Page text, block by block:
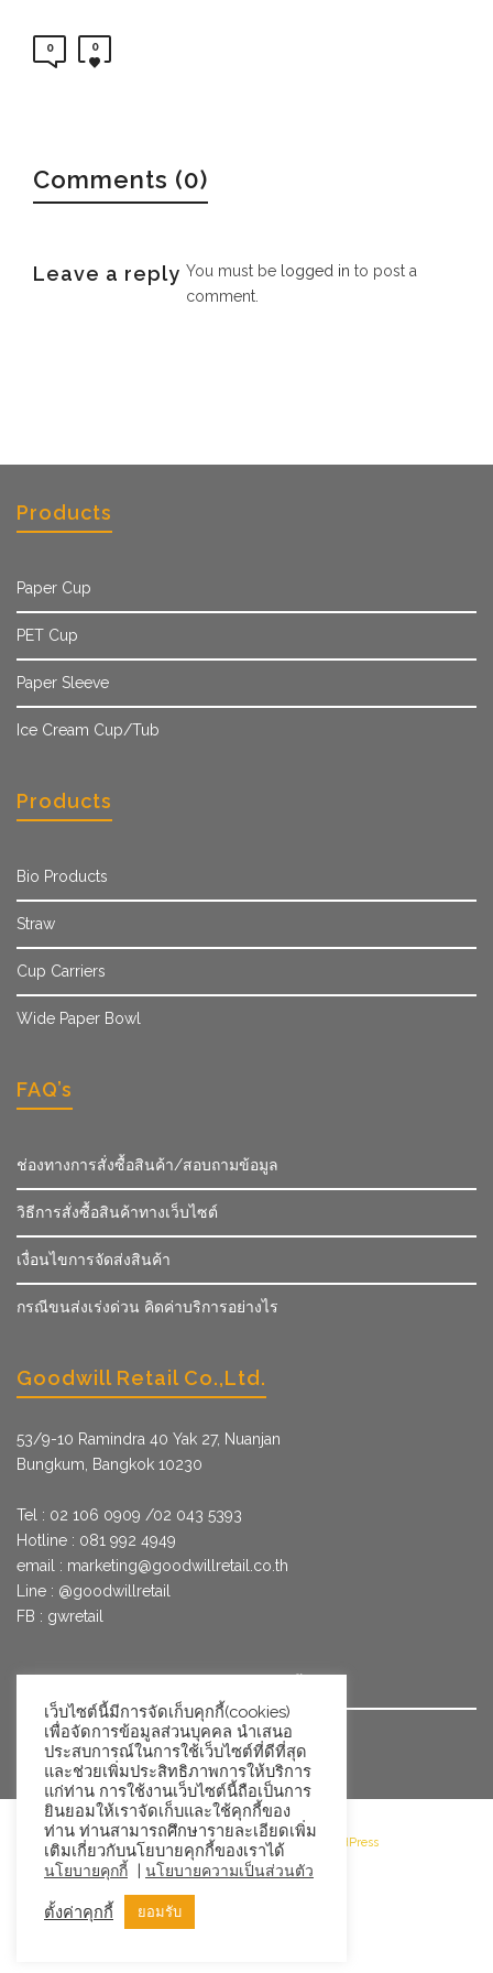
0 0
Comments (0)
Leave a reply You must be logged in to post a
comment.
Products
Paper Cup
PET Cup
Paper Sleeve
Ice Cream Cup/Tub
Products
Bio Products
Straw
Cup Carriers
Wide Paper Bowl
FAQ’s
ช่องทางการสั่งซื้อสินค้า/สอบถามข้อมูล
วิธีการสั่งซื้อสินค้าทางเว็บไซต์
เงื่อนไขการจัดส่งสินค้า
กรณีขนส่งเร่งด่วน คิดค่าบริการอย่างไร
Goodwill Retail Co.,Ltd.
53/9­-10 Ramindra 40 Yak 27, Nuanjan
Bungkum, Bangkok 10230
Tel : 02 106 0909 /02 043 5393
Hotline : 081 992 4949
email : marketing@goodwillretail.co.th
Line : @goodwillretail
FB : gwretail
นโยบายข้อมูลส่วนบุคคล
©2026 Goodwill Retail · Powered by WordPress
เว็บไซต์นี้มีการจัดเก็บคุกกี้(cookies)
เพื่อจัดการข้อมูลส่วนบุคคล นำเสนอ
ประสบการณ์ในการใช้เว็บไซต์ที่ดีที่สุด
และช่วยเพิ่มประสิทธิภาพการให้บริการ
แก่ท่าน การใช้งานเว็บไซต์นี้ถือเป็นการ
ยินยอมให้เราจัดเก็บและใช้คุกกี้ของ
ท่าน ท่านสามารถศึกษารายละเอียดเพิ่ม
เติมเกี่ยวกับนโยบายคุกกี้ของเราได้
นโยบายคุกกี้ | นโยบายความเป็นส่วนตัว
ตั้งค่าคุกกี้ ยอมรับ